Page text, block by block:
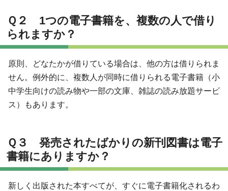
Ｑ２ 1つの電子書籍を、複数の人で借り
られますか？
原則、どなたかが借りている場合は、他の方は借りられま
せん。例外的に、複数人が同時に借りられる電子書籍（小
中学生向けの読み物や一部の文庫、雑誌の読み放題サービ
ス）もあります。
Ｑ３ 発売されたばかりの新刊図書は電子
書籍にありますか？
新しく出版された本すべてが、すぐに電子書籍化されるわ